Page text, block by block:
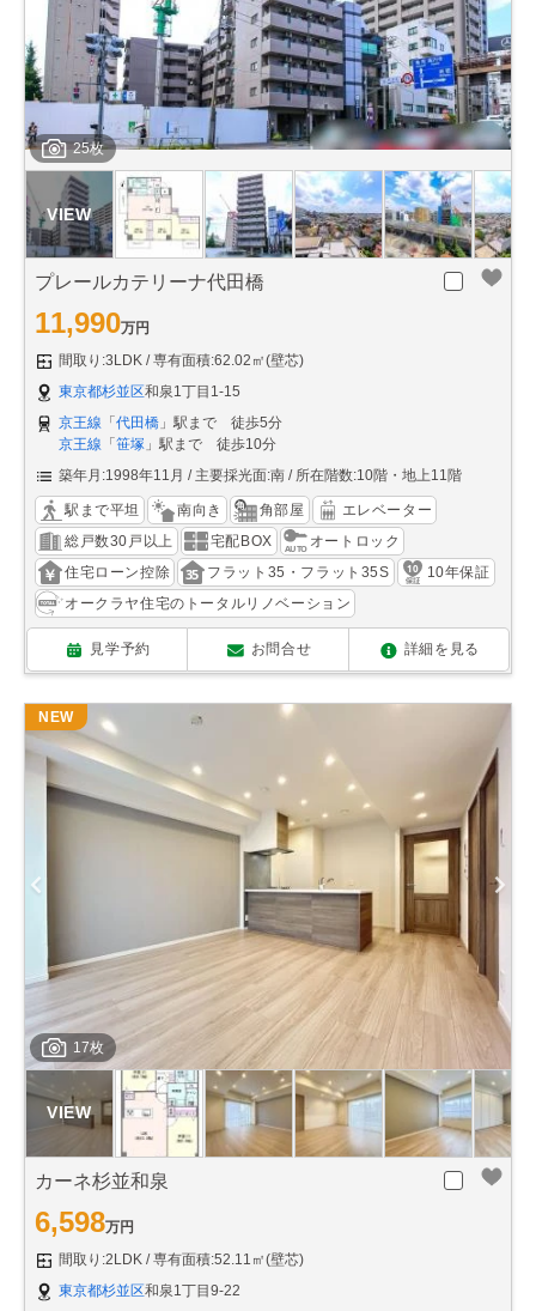
25枚
プレールカテリーナ代田橋
11,990万円
間取り:3LDK
専有面積:62.02㎡(壁芯)
東京都杉並区和泉1丁目1-15
京王線 「 代田橋 」駅まで 徒歩5分
京王線 「 笹塚 」駅まで 徒歩10分
築年月:1998年11月
主要採光面:南 所在階数:10階・地上11階
駅まで平坦 南向き 角部屋
エレベーター
総戸数30戸以上
宅配BOX
オートロック
住宅ローン控除
フラット35・フラット35S
10年保証
オークラヤ住宅のトータルリノベーション
見学予約 お問合せ 詳細を見る
17枚
NEW
カーネ杉並和泉
6,598万円
間取り:2LDK
専有面積:52.11㎡(壁芯)
東京都杉並区和泉1丁目9-22